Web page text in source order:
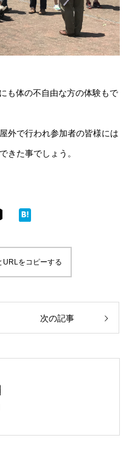
も体の不自由な方の体験もで
外で行われ参加者の皆様には
きた事でしょう。
URLをコピーする
次の記事